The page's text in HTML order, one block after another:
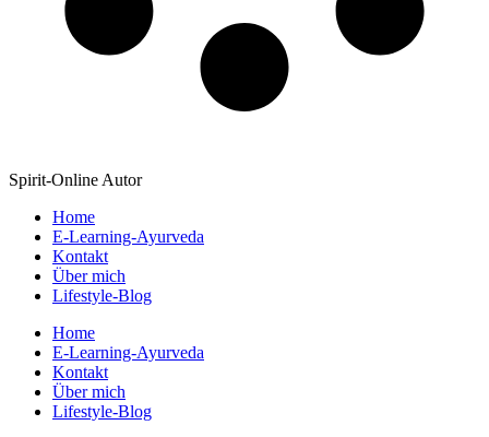
Spirit-Online Autor
Home
E-Learning-Ayurveda
Kontakt
Über mich
Lifestyle-Blog
Home
E-Learning-Ayurveda
Kontakt
Über mich
Lifestyle-Blog